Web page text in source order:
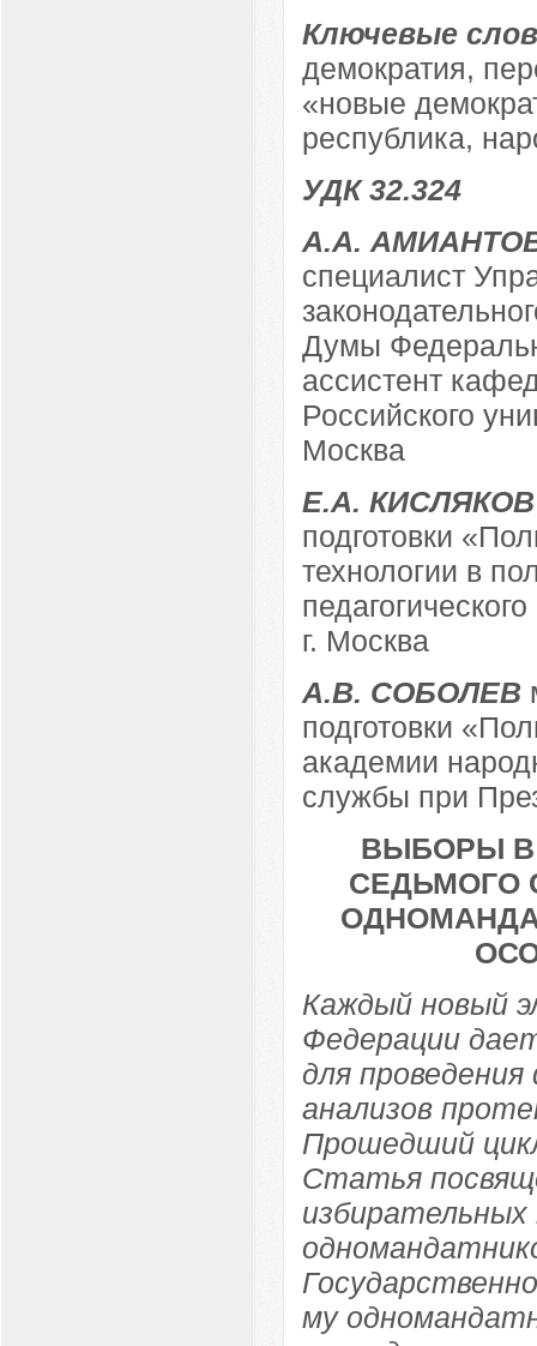
Ключевые
демократия,
«новые
республика,
УДК 32.324
А.А.
специалист
Думы
ассистент
Российского
Москва
Е.А. КИСЛЯКОВ
подготовки
технологии в
г. Москва
А.В. СОБОЛЕВ
подготовки
академии
службы при
ВЫБОРЫ В
СЕДЬМОГО
Каждый новый
Федерации
для
анализов
Прошедший
Статья
избирательных
му